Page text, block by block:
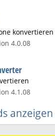
konvertieren
4.0.08
4.1.08
anzeigen